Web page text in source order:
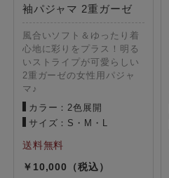
袖パジャマ 2重ガーゼ
風合いソフト＆ゆったり着
心地に彩りをプラス！明る
いストライプが可愛らしい
2重ガーゼの女性用パジャ
マ♪
カラー：2色展開
サイズ：S・M・L
10,000